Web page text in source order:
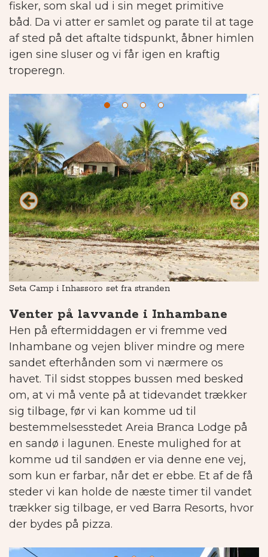
fisker, som skal ud i sin meget primitive
båd. Da vi atter er samlet og parate til at tage
af sted på det aftalte tidspunkt, åbner himlen
igen sine sluser og vi får igen en kraftig
troperegn.
Seta Camp i Inhassoro set fra stranden
Venter på lavvande i Inhambane
Hen på eftermiddagen er vi fremme ved
Inhambane og vejen bliver mindre og mere
sandet efterhånden som vi nærmere os
havet. Til sidst stoppes bussen med besked
om, at vi må vente på at tidevandet trækker
sig tilbage, før vi kan komme ud til
bestemmelsesstedet Areia Branca Lodge på
en sandø i lagunen. Eneste mulighed for at
komme ud til sandøen er via denne ene vej,
som kun er farbar, når det er ebbe. Et af de få
steder vi kan holde de næste timer til vandet
trækker sig tilbage, er ved Barra Resorts, hvor
der bydes på pizza.